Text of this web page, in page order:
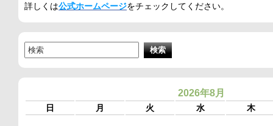
詳しくは公式ホームページをチェックしてください。
2026年8月
日 月 火 水 木